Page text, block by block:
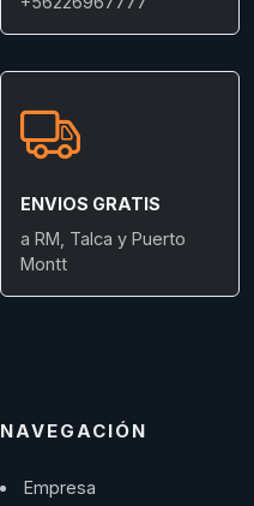
ENVIOS GRATIS
a RM, Talca y Puerto
Montt
NAVEGACIÓN
Empresa